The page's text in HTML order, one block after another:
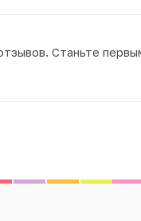
Станьте